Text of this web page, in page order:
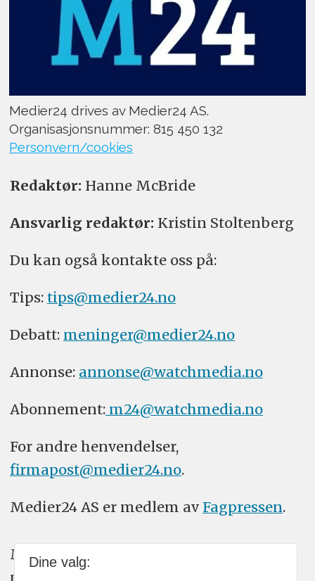
Medier24 drives av Medier24 AS.
Organisasjonsnummer: 815 450 132
Personvern/cookies
Redaktør: Hanne McBride
Ansvarlig redaktør: Kristin Stoltenberg
Du kan også kontakte oss på:
Tips: tips@medier24.no
Debatt: meninger@medier24.no
Annonse: annonse@watchmedia.no
Abonnement:m24@watchmedia.no
For andre henvendelser,
firmapost@medier24.no.
Medier24 AS er medlem av Fagpressen.
Medier24 arbeider etter Vær Varsom-
plakatens regler for god presseskikk.
Dine valg: